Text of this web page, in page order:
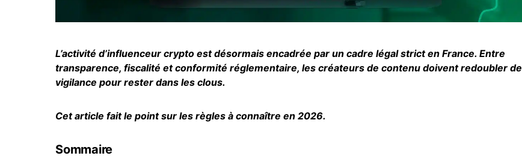
L’activité d’influenceur crypto est désormais encadrée par un cadre légal strict en France. Entre
transparence, fiscalité et conformité réglementaire, les créateurs de contenu doivent redoubler de
vigilance pour rester dans les clous.
Cet article fait le point sur les règles à connaître en 2026.
Sommaire